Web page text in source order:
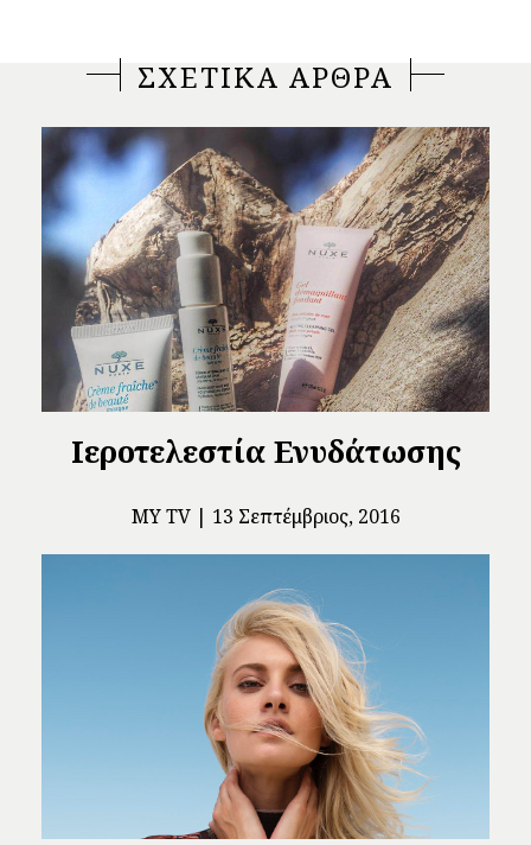
ΣΧΕΤΙΚΑ ΑΡΘΡΑ
Ιεροτελεστία Ενυδάτωσης
MY TV 13 Σεπτέμβριος, 2016